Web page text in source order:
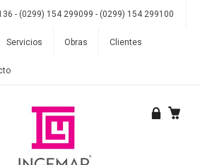
- (0299) 154 299099 - (0299) 154 299100
Servicios Obras Clientes